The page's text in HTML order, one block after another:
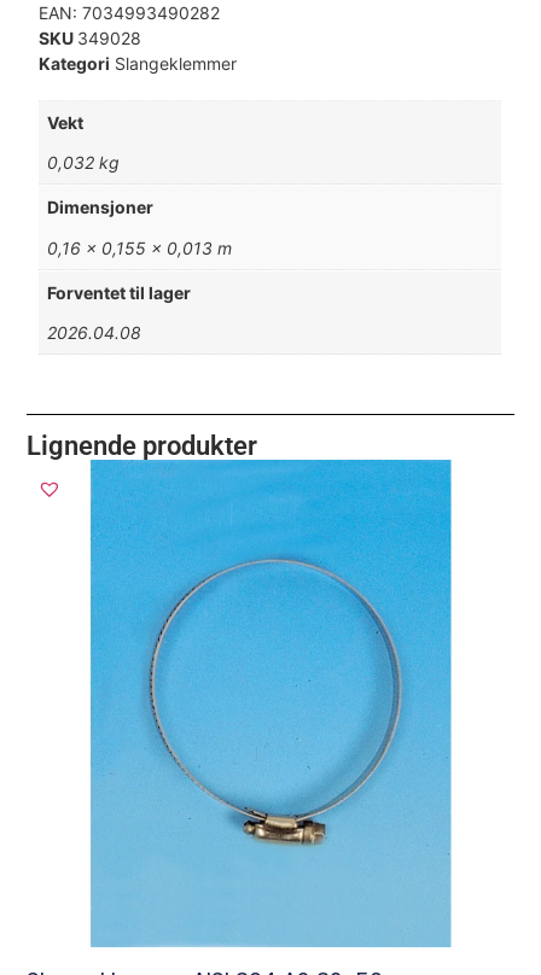
EAN:7034993490282
SKU 349028
Kategori Slangeklemmer
Vekt
0,032 kg
Dimensjoner
0,16 × 0,155 × 0,013 m
Forventet til lager
2026.04.08
Lignende produkter